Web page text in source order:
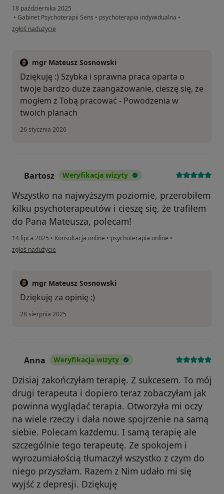
18 października 2025
• Gabinet Psychoterapii Sens • psychoterapia indywidualna •
w opinii użytkownika Patryk
zgłoś nadużycie
mgr Mateusz Sosnowski
Dziękuję :) Szybka i sprawna praca oparta o
twoje bardzo duże zaangażowanie, cieszę się, że
mogłem z Tobą pracować - Powodzenia w
twoich planach
26 stycznia 2026
Bartosz Weryfikacja wizyty
Wszystko na najwyższym poziomie, przerobiłem
kilku psychoterapeutów i cieszę się, że trafiłem
do Pana Mateusza, polecam!
14 lipca 2025 • Konsultacja online • psychoterapia online •
w opinii użytkownika Bartosz
zgłoś nadużycie
mgr Mateusz Sosnowski
Dziękuję za opinię :)
28 sierpnia 2025
Anna Weryfikacja wizyty
Dzisiaj zakończyłam terapię. Z sukcesem. To mój
drugi terapeuta i dopiero teraz zobaczyłam jak
powinna wyglądać terapia. Otworzyła mi oczy
na wiele rzeczy i dała nowe spojrzenie na samą
siebie. Polecam każdemu. I samą terapię ale
szczególnie tego terapeutę. Ze spokojem i
wyrozumiałością tłumaczył wszystko z czym do
niego przyszłam. Razem z Nim udało mi się
wyjść z depresji. Dziękuję